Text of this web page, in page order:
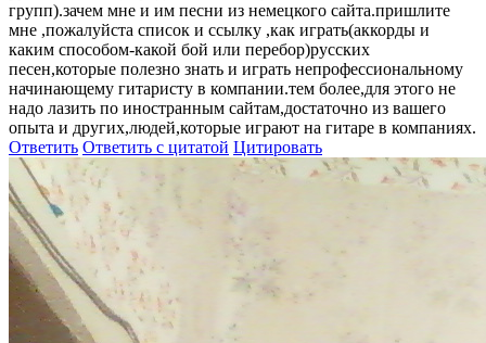
групп).зачем мне и им песни из немецкого сайта.пришлите
мне ,пожалуйста список и ссылку ,как играть(аккорды и
каким способом-какой бой или перебор)русских
песен,которые полезно знать и играть непрофессиональному
начинающему гитаристу в компании.тем более,для этого не
надо лазить по иностранным сайтам,достаточно из вашего
опыта и других,людей,которые играют на гитаре в компаниях.
Ответить Ответить с цитатой Цитировать